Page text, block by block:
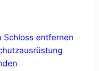
Schloss entfernen